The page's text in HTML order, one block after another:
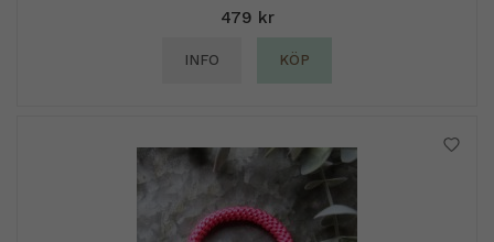
479 kr
INFO KÖP